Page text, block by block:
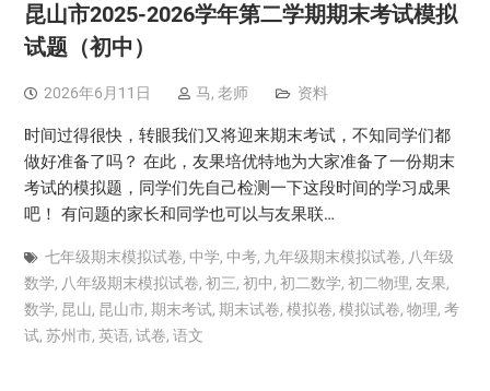
昆山市2025-2026学年第二学期期末考试模拟
试题（初中）
2026年6月11日 马, 老师 资料
时间过得很快，转眼我们又将迎来期末考试，不知同学们都
做好准备了吗？ 在此，友果培优特地为大家准备了一份期末
考试的模拟题，同学们先自己检测一下这段时间的学习成果
吧！ 有问题的家长和同学也可以与友果联…
七年级期末模拟试卷, 中学, 中考, 九年级期末模拟试卷, 八年级
数学, 八年级期末模拟试卷, 初三, 初中, 初二数学, 初二物理, 友果,
数学, 昆山, 昆山市, 期末考试, 期末试卷, 模拟卷, 模拟试卷, 物理, 考
试, 苏州市, 英语, 试卷, 语文